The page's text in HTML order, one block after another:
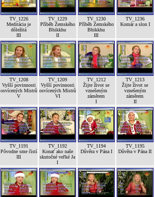
TV_1226
Meditácia je
dôležitá
III
TV_1229
Příběh Zemského
Bhikkhu
II
TV_1230
Příběh Zemského
Bhikkhu
III
TV_1236
Komár a slon I
TV_1208
Vyšší povinnosti
osvícených Mistrů
V
TV_1209
Vyšší povinnosti
osvícených Mistrů
VI
TV_1212
Žijte život se
vznešeným
záměrem
I
TV_1213
Žijte život se
vznešeným
záměrem
II
TV_1191
Pôvodne sme čistí
III
TV_1192
Konať ako naše
skutočné veľké Ja
I
TV_1194
Důvěra v Pána I
TV_1195
Důvěra v Pána II